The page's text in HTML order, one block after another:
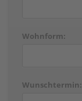
Wohnform:
Wunschtermin: